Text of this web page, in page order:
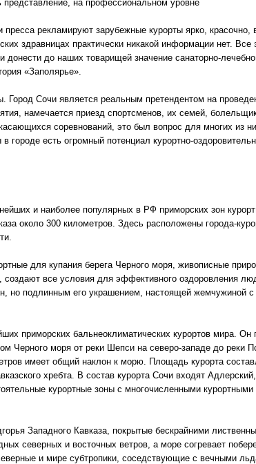
на профессиональном уровне
рекламируют зарубежные курорты ярко,
здравницах практически никакой информации нет.
до наших товарищей значение санаторно-
«Заполярье».
Город Сочи является реальным претендентом на
намечается приезд спортсменов, их семей,
соревнований, это был вопрос для многих из
городе есть огромный потенциал курортно-
и наиболее популярных в РФ приморских зон
около 300 километров. Здесь расположены города-
для купания берега Черного моря, живописные
все условия для эффективного оздоровления
но подлинным его украшением, настоящей жемчужиной
приморских бальнеоклиматических курортов мира. Он
Черного моря от реки Шепси на северо-западе до реки
имеет общий наклон к морю. Площадь курорта
хребта. В состав курорта Сочи входят
курортные зоны с многочисленными
Западного Кавказа, покрытые бескрайними
северных и восточных ветров, а море согревает
и мире субтропики, соседствующие с вечными